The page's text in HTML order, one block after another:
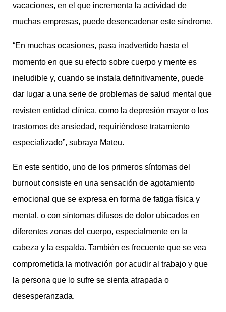
vacaciones, en el que incrementa la actividad de
muchas empresas, puede desencadenar este síndrome.
“En muchas ocasiones, pasa inadvertido hasta el
momento en que su efecto sobre cuerpo y mente es
ineludible y, cuando se instala definitivamente, puede
dar lugar a una serie de problemas de salud mental que
revisten entidad clínica, como la depresión mayor o los
trastornos de ansiedad, requiriéndose tratamiento
especializado”, subraya Mateu.
En este sentido, uno de los primeros síntomas del
burnout consiste en una sensación de agotamiento
emocional que se expresa en forma de fatiga física y
mental, o con síntomas difusos de dolor ubicados en
diferentes zonas del cuerpo, especialmente en la
cabeza y la espalda. También es frecuente que se vea
comprometida la motivación por acudir al trabajo y que
la persona que lo sufre se sienta atrapada o
desesperanzada.